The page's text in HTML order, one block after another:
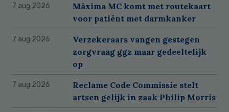
7 aug 2026
Máxima MC komt met routekaart
voor patiënt met darmkanker
7 aug 2026
Verzekeraars vangen gestegen
zorgvraag ggz maar gedeeltelijk
op
7 aug 2026
Reclame Code Commissie stelt
artsen gelijk in zaak Philip Morris